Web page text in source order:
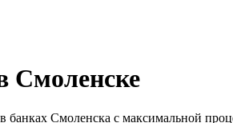
Смоленске
Смоленска с максимальной